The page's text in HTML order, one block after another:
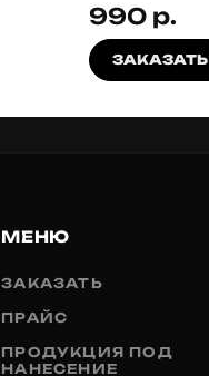
990 р.
ЗАКАЗАТЬ
МЕНЮ
ЗАКАЗАТЬ
ПРАЙС
ПРОДУКЦИЯ ПОД
НАНЕСЕНИЕ